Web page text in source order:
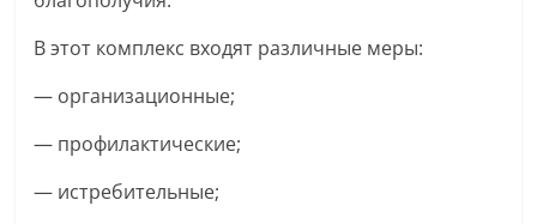
В этот комплекс входят различные меры:
— организационные;
— профилактические;
— истребительные;